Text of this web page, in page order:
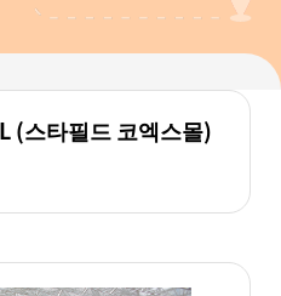
(스타필드 코엑스몰)